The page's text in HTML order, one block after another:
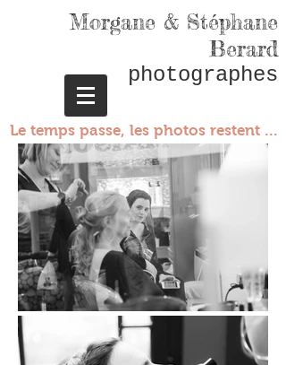
Morgane & Stéphane
Berard
photographes
Le temps passe, les photos restent ...